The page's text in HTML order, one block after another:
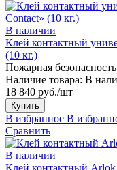
В наличии
Клей контактный
(10 кг.)
Пожарная
Наличие товара: В
18 840 руб./шт
Купить
В избранное В
Сравнить
В наличии
Клей контактный